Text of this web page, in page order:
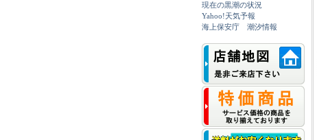
現在の黒潮の状況
Yahoo!天気予報
海上保安庁 潮汐情報